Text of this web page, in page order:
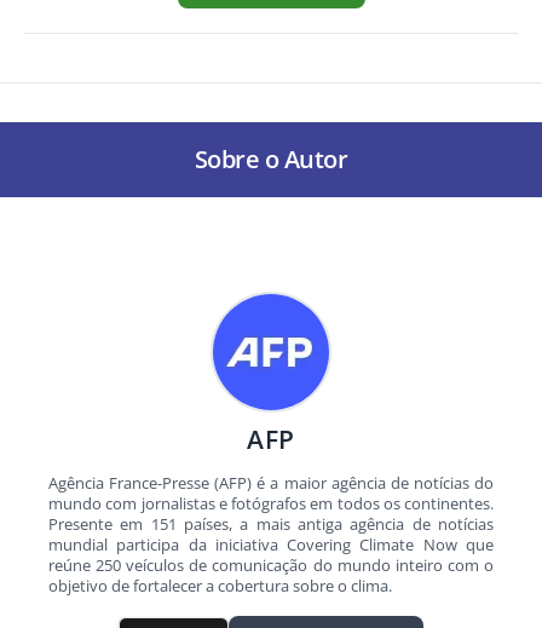
Sobre o Autor
AFP
Agência France-Presse (AFP) é a maior agência de notícias do
mundo com jornalistas e fotógrafos em todos os continentes.
Presente em 151 países, a mais antiga agência de notícias
mundial participa da iniciativa Covering Climate Now que
reúne 250 veículos de comunicação do mundo inteiro com o
objetivo de fortalecer a cobertura sobre o clima.